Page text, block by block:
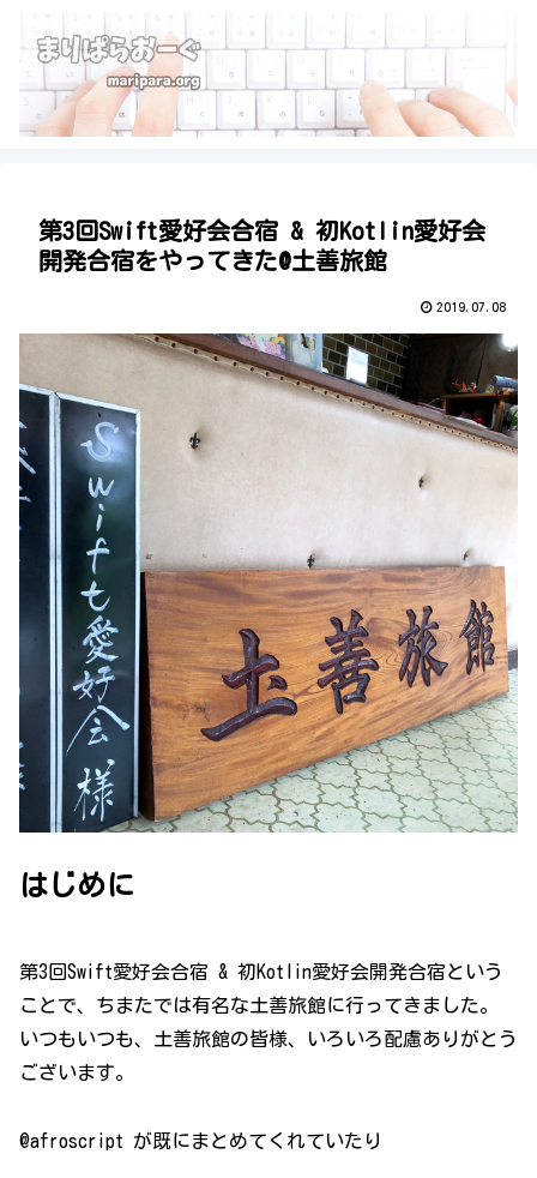
第3回Swift愛好会合宿 & 初Kotlin愛好会
開発合宿をやってきた@土善旅館
2019.07.08
はじめに
第3回Swift愛好会合宿 & 初Kotlin愛好会開発合宿という
ことで、ちまたでは有名な土善旅館に行ってきました。
いつもいつも、土善旅館の皆様、いろいろ配慮ありがとう
ございます。
@afroscript が既にまとめてくれていたり